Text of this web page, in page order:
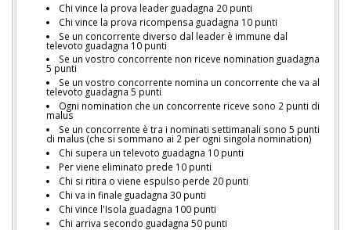
Chi vince la prova leader guadagna 20 punti
Chi vince la prova ricompensa guadagna 10 punti
Se un concorrente diverso dal leader è immune dal
televoto guadagna 10 punti
Se un vostro concorrente non riceve nomination guadagna
5 punti
Se un vostro concorrente nomina un concorrente che va al
televoto guadagna 5 punti
Ogni nomination che un concorrente riceve sono 2 punti di
malus
Se un concorrente è tra i nominati settimanali sono 5 punti
di malus (che si sommano ai 2 per ogni singola nomination)
Chi supera un televoto guadagna 10 punti
Per viene eliminato prede 10 punti
Chi si ritira o viene espulso perde 20 punti
Chi va in finale guadagna 30 punti
Chi vince l'Isola guadagna 100 punti
Chi arriva secondo guadagna 50 punti